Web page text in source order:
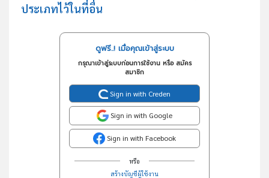
ประเภทไว้ในที่อื่น
ดูฟรี..! เมื่อคุณเข้าสู่ระบบ
กรุณาเข้าสู่ระบบก่อนการใช้งาน หรือ สมัคร
สมาชิก
Sign in with Creden
Sign in with Google
Sign in with Facebook
หรือ
สร้างบัญชีผู้ใช้งาน